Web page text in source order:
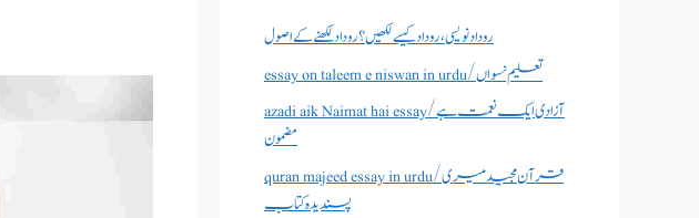
روداد نویسی ،روداد کیسے لکھیں؟ روداد لکھنے کے اصول
essay on taleem e niswan in urdu/تعلیم نسواں
azadi aik Naimat hai essay/آزادی ایک نعمت ہے
مضمون
quran majeed essay in urdu/قرآن مجید میری
پسندیدہ کتاب